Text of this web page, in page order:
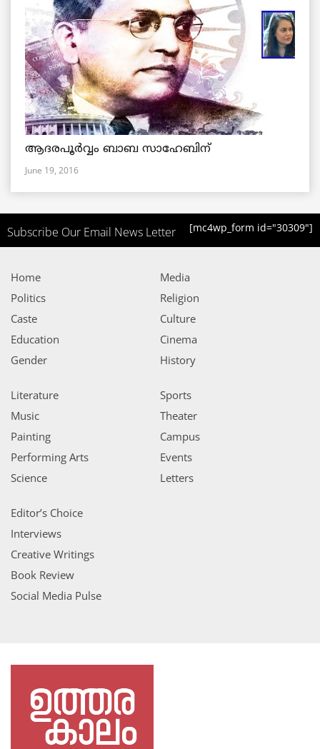
ആദരപൂര്‍വ്വം ബാബ സാഹേബിന്
June 19, 2016
Subscribe Our Email News Letter [mc4wp_form id="30309"]
Home
Politics
Caste
Education
Gender
Media
Religion
Culture
Cinema
History
Literature
Music
Painting
Performing Arts
Science
Sports
Theater
Campus
Events
Letters
Editor’s Choice
Interviews
Creative Writings
Book Review
Social Media Pulse